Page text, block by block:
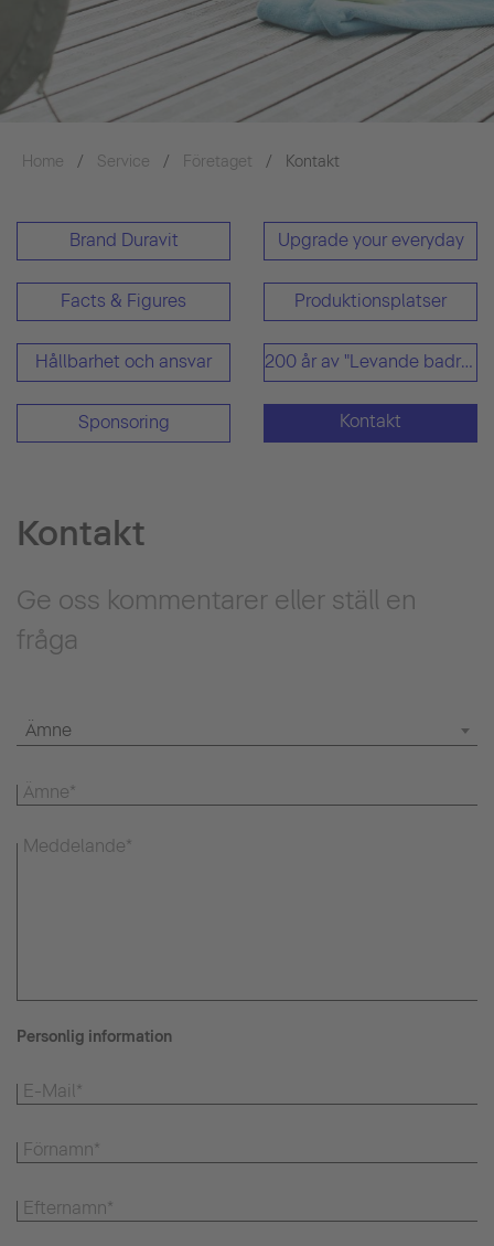
Home Service Företaget Kontakt
Brand Duravit Upgrade your everyday
Facts & Figures Produktionsplatser
Hållbarhet och ansvar 200 år av "Levande badrum"
Sponsoring Kontakt
Kontakt
Ge oss kommentarer eller ställ en
fråga
Ämne
Personlig information